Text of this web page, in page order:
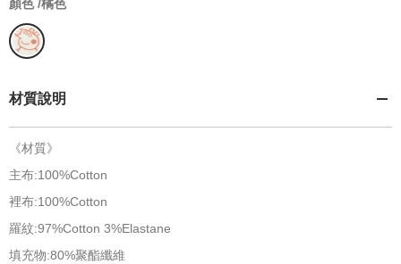
顏色 /橘色
材質說明
《材質》
主布:100%Cotton
裡布:100%Cotton
羅紋:97%Cotton 3%Elastane
填充物:80%聚酯纖維